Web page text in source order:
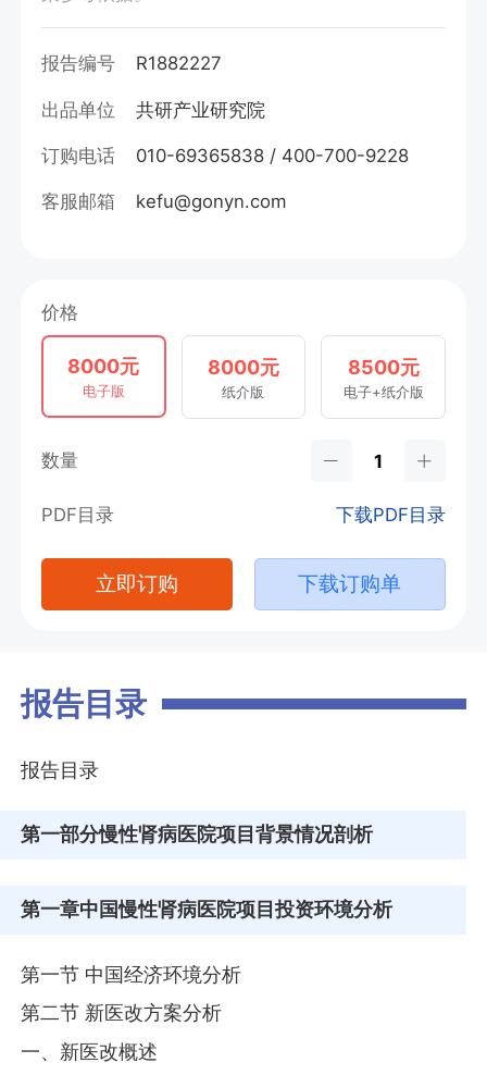
报告编号 R1882227
出品单位 共研产业研究院
订购电话 010-69365838 / 400-700-9228
客服邮箱 kefu@gonyn.com
价格
8000元
电子版
8000元
纸介版
8500元
电子+纸介版
数量
PDF目录 下载PDF目录
立即订购 下载订购单
报告目录
报告目录
第一部分慢性肾病医院项目背景情况剖析
第一章中国慢性肾病医院项目投资环境分析
第一节 中国经济环境分析
第二节 新医改方案分析
一、新医改概述